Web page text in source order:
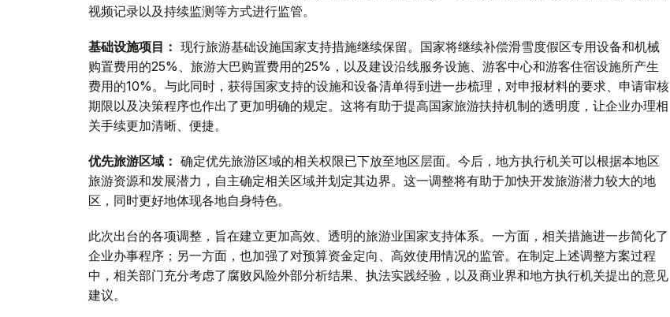
视频记录以及持续监测等方式进行监管。
基础设施项目： 现行旅游基础设施国家支持措施继续保留。国家将继续补偿滑雪度假区专用设备和机械
购置费用的25%、旅游大巴购置费用的25%，以及建设沿线服务设施、游客中心和游客住宿设施所产生
费用的10%。与此同时，获得国家支持的设施和设备清单得到进一步梳理，对申报材料的要求、申请审核
期限以及决策程序也作出了更加明确的规定。这将有助于提高国家旅游扶持机制的透明度，让企业办理相
关手续更加清晰、便捷。
优先旅游区域： 确定优先旅游区域的相关权限已下放至地区层面。今后，地方执行机关可以根据本地区
旅游资源和发展潜力，自主确定相关区域并划定其边界。这一调整将有助于加快开发旅游潜力较大的地
区，同时更好地体现各地自身特色。
此次出台的各项调整，旨在建立更加高效、透明的旅游业国家支持体系。一方面，相关措施进一步简化了
企业办事程序；另一方面，也加强了对预算资金定向、高效使用情况的监管。在制定上述调整方案过程
中，相关部门充分考虑了腐败风险外部分析结果、执法实践经验，以及商业界和地方执行机关提出的意见
建议。